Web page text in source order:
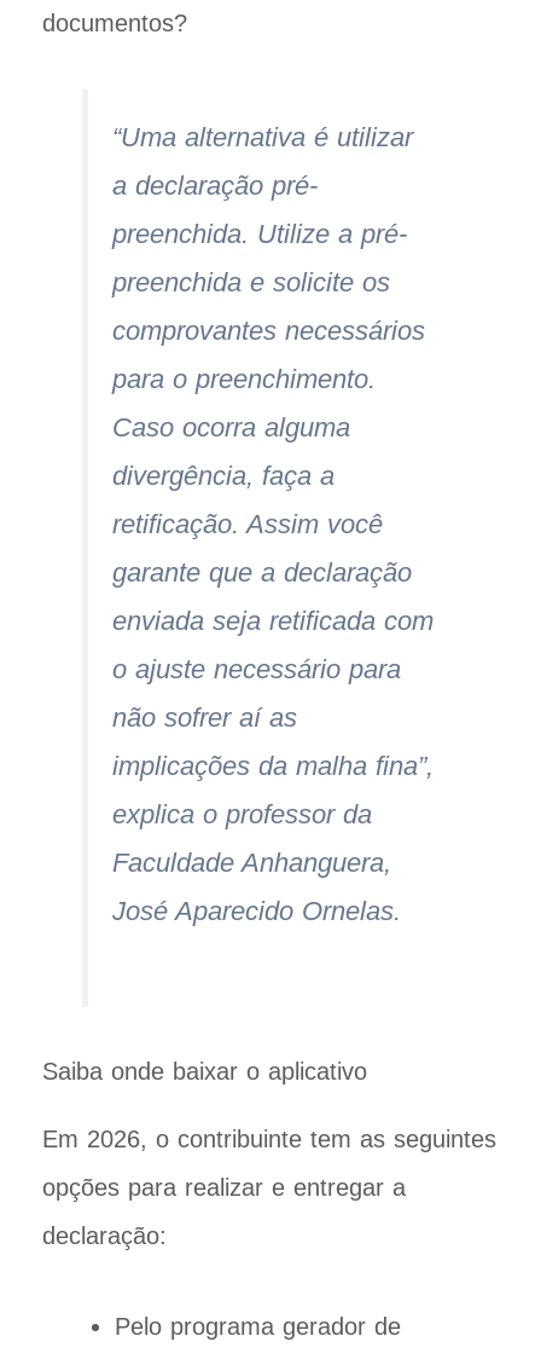
documentos?
“Uma alternativa é utilizar
a declaração pré-
preenchida. Utilize a pré-
preenchida e solicite os
comprovantes necessários
para o preenchimento.
Caso ocorra alguma
divergência, faça a
retificação. Assim você
garante que a declaração
enviada seja retificada com
o ajuste necessário para
não sofrer aí as
implicações da malha fina”,
explica o professor da
Faculdade Anhanguera,
José Aparecido Ornelas.
Saiba onde baixar o aplicativo
Em 2026, o contribuinte tem as seguintes
opções para realizar e entregar a
declaração:
Pelo programa gerador de